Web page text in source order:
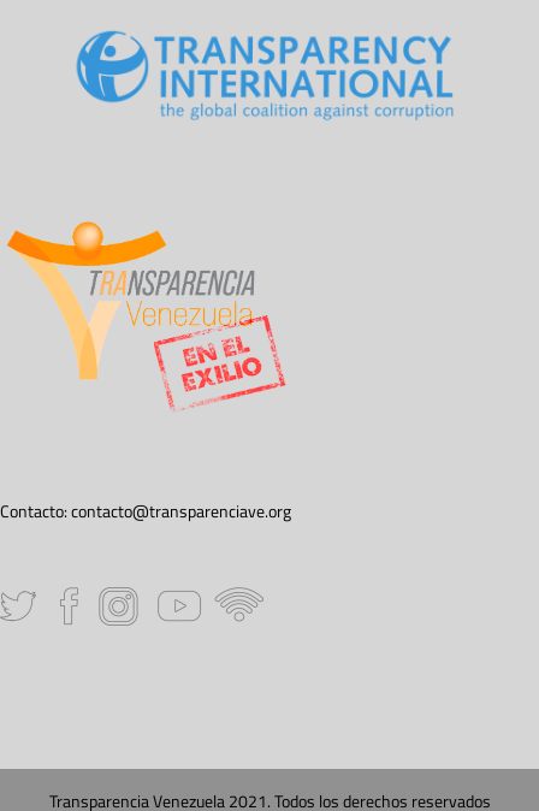
Contacto:contacto@transparenciave.org
Transparencia Venezuela 2021. Todos los derechos reservados